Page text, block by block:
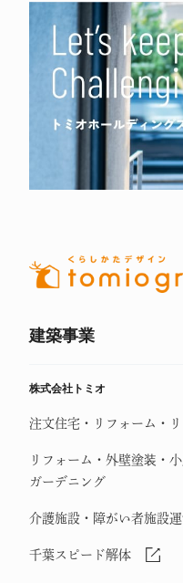
建築事業
株式会社トミオ
注文住宅・リフォーム・
リフォーム・外壁塗装・小
ガーデニング
介護施設・障がい者施設運
千葉スピード解体